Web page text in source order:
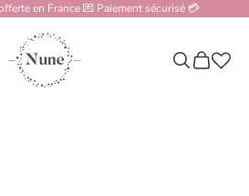
en France 💌 Paiement sécurisé 💳
www.nune.fr
Recherche
Panier